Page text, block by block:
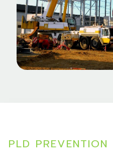
PLD PREVENTION